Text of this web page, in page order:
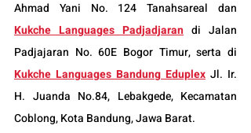
Ahmad Yani No. 124 Tanahsareal dan
Kukche Languages Padjadjaran di Jalan
Kukche Languages Bandung Eduplex Jl. Ir.
H. Juanda No.84, Lebakgede, Kecamatan
Coblong, Kota Bandung, Jawa Barat.